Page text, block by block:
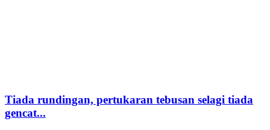
Tiada rundingan, pertukaran tebusan selagi tiada
gencat...